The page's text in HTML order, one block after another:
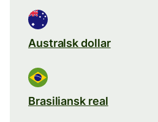
Australsk dollar
Brasiliansk real